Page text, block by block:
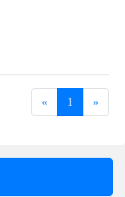
« 1 »